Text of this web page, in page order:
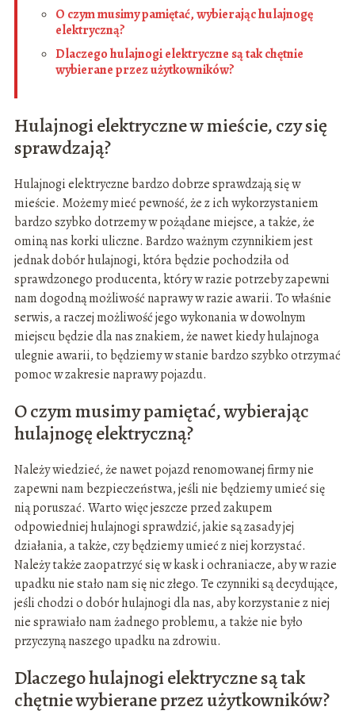
O czym musimy pamiętać, wybierając hulajnogę
elektryczną?
Dlaczego hulajnogi elektryczne są tak chętnie
wybierane przez użytkowników?
Hulajnogi elektryczne w mieście, czy się
sprawdzają?
Hulajnogi elektryczne bardzo dobrze sprawdzają się w
mieście. Możemy mieć pewność, że z ich wykorzystaniem
bardzo szybko dotrzemy w pożądane miejsce, a także, że
ominą nas korki uliczne. Bardzo ważnym czynnikiem jest
jednak dobór hulajnogi, która będzie pochodziła od
sprawdzonego producenta, który w razie potrzeby zapewni
nam dogodną możliwość naprawy w razie awarii. To właśnie
serwis, a raczej możliwość jego wykonania w dowolnym
miejscu będzie dla nas znakiem, że nawet kiedy hulajnoga
ulegnie awarii, to będziemy w stanie bardzo szybko otrzymać
pomoc w zakresie naprawy pojazdu.
O czym musimy pamiętać, wybierając
hulajnogę elektryczną?
Należy wiedzieć, że nawet pojazd renomowanej firmy nie
zapewni nam bezpieczeństwa, jeśli nie będziemy umieć się
nią poruszać. Warto więc jeszcze przed zakupem
odpowiedniej hulajnogi sprawdzić, jakie są zasady jej
działania, a także, czy będziemy umieć z niej korzystać.
Należy także zaopatrzyć się w kask i ochraniacze, aby w razie
upadku nie stało nam się nic złego. Te czynniki są decydujące,
jeśli chodzi o dobór hulajnogi dla nas, aby korzystanie z niej
nie sprawiało nam żadnego problemu, a także nie było
przyczyną naszego upadku na zdrowiu.
Dlaczego hulajnogi elektryczne są tak
chętnie wybierane przez użytkowników?